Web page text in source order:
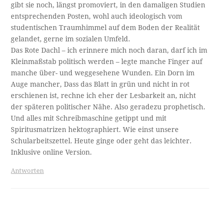
gibt sie noch, längst promoviert, in den damaligen Studien
entsprechenden Posten, wohl auch ideologisch vom
studentischen Traumhimmel auf dem Boden der Realität
gelandet, gerne im sozialen Umfeld.
Das Rote Dachl – ich erinnere mich noch daran, darf ich im
Kleinmaßstab politisch werden – legte manche Finger auf
manche über- und weggesehene Wunden. Ein Dorn im
Auge mancher, Dass das Blatt in grün und nicht in rot
erschienen ist, rechne ich eher der Lesbarkeit an, nicht
der späteren politischer Nähe. Also geradezu prophetisch.
Und alles mit Schreibmaschine getippt und mit
Spiritusmatrizen hektographiert. Wie einst unsere
Schularbeitszettel. Heute ginge oder geht das leichter.
Inklusive online Version.
Antworten